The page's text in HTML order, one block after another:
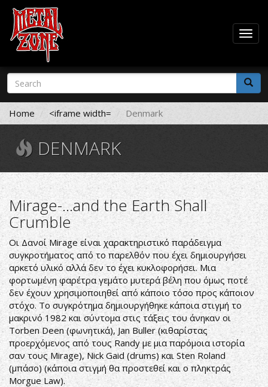
Skip
main
content
Search
form
Search
Home <iframe width= Denmark
DENMARK
Mirage-...and the Earth Shall
Crumble
Οι Δανοί Mirage είναι χαρακτηριστικό παράδειγμα
συγκροτήματος από το παρελθόν που έχει δημιουργήσει
αρκετό υλικό αλλά δεν το έχει κυκλοφορήσει. Μια
φορτωμένη φαρέτρα γεμάτο μυτερά βέλη που όμως ποτέ
δεν έχουν χρησιμοποιηθεί από κάποιο τόσο προς κάποιον
στόχο. Το συγκρότημα δημιουργήθηκε κάποια στιγμή το
μακρινό 1982 και σύντομα στις τάξεις του άνηκαν οι
Torben Deen (φωνητικά), Jan Buller (κιθαρίστας
προερχόμενος από τους Randy με μια παρόμοια ιστορία
σαν τους Mirage), Nick Gaid (drums) και Sten Roland
(μπάσο) (κάποια στιγμή θα προστεθεί και ο πληκτράς
Morgue Law).